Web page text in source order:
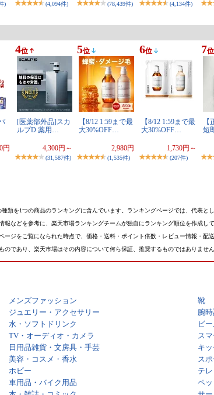
) (4,094件) (78,439件) (4,134件)
円
4位
[医薬部外品]スカ
ルプD 薬用…
4,300円～
(31,587件)
5位
【8/12 1:59まで最
大30%OFF…
2,980円
(1,535件)
6位
【8/12 1:59まで最
大30%OFF…
1,730円～
(207件)
7位
短
類を1つの商品のランキングに含んでいます。ランキングページでは、代表と
などを参考に、楽天市場ランキングチームが独自にランキング順位を作成
ジをご覧になられた時点で、価格・送料・ポイント倍数・レビュー情報・配
であり、楽天市場はその内容について何ら保証、推奨するものではありません
メンズファッション 靴
ジュエリー・アクセサリー 腕
水・ソフトドリンク ビ
TV・オーディオ・カメラ ス
日用品雑貨・文房具・手芸 キ
美容・コスメ・香水 ス
ホビー テ
車用品・バイク用品 ペ